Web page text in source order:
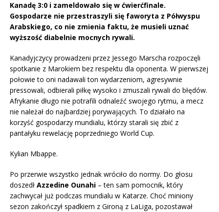
Kanadę 3:0 i zameldowało się w ćwierćfinale.
Gospodarze nie przestraszyli się faworyta z Półwyspu
Arabskiego, co nie zmienia faktu, że musieli uznać
wyższość diabelnie mocnych rywali.
Kanadyjczycy prowadzeni przez Jessego Marscha rozpoczęli
spotkanie z Marokiem bez respektu dla oponenta. W pierwszej
połowie to oni nadawali ton wydarzeniom, agresywnie
pressowali, odbierali piłkę wysoko i zmuszali rywali do błędów.
Afrykanie długo nie potrafili odnaleźć swojego rytmu, a mecz
nie należał do najbardziej porywających. To działało na
korzyść gospodarzy mundialu, którzy starali się zbić z
pantałyku rewelację poprzedniego World Cup.
Kylian Mbappe.
Po przerwie wszystko jednak wróciło do normy. Do głosu
doszedł Azzedine Ounahi – ten sam pomocnik, który
zachwycał już podczas mundialu w Katarze. Choć miniony
sezon zakończył spadkiem z Gironą z LaLiga, pozostawał